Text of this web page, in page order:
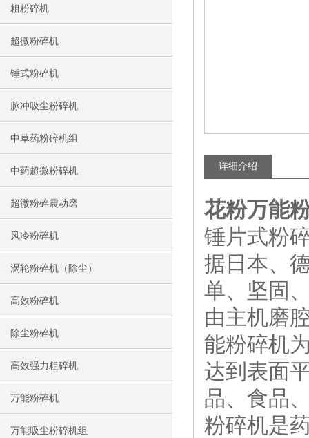
粗粉碎机
超微粉碎机
锤式粉碎机
脉冲吸尘粉碎机
中草药粉碎机组
中药超微粉碎机
超微粉碎震动磨
风冷粉碎机
涡轮粉碎机（除尘）
高效粉碎机
除尘粉碎机
高效强力粗碎机
万能粉碎机
万能吸尘粉碎机组
详细介绍
花粉万能
锤片式粉
据日本、
单、坚固
由主机磨
能粉碎机
达到表面
品、食品
粉碎机是